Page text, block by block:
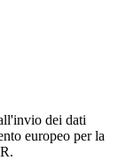
dei dati
europeo per la